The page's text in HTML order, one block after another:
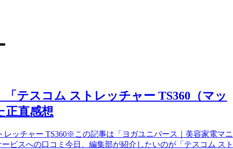
「テスコム ストレッチャー TS360（マッ
正直感想
ッチャー TS360※この記事は「ヨガユニバース｜美容家電マニ
ビスへの口コミ今日、編集部が紹介したいのが「テスコム スト